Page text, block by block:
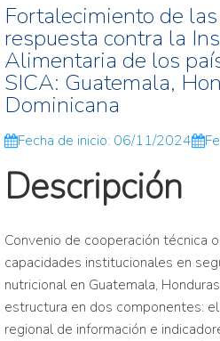
Fortalecimiento de
respuesta contra la
Alimentaria de los
SICA: Guatemala,
Dominicana
Fecha de inicio: 06/11/2024
Descripción
Convenio de cooperación técnica
capacidades institucionales en
nutricional en Guatemala,
estructura en dos componentes:
regional de información e